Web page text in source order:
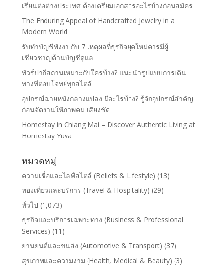
เรียนต่อต่างประเทศ ต้องเตรียมเอกสารอะไรบ้างก่อนสมัคร
The Enduring Appeal of Handcrafted Jewelry in a
Modern World
รับทำบัญชีพังงา กับ 7 เหตุผลที่ธุรกิจยุคใหม่ควรมีผู้
เชี่ยวชาญด้านบัญชีดูแล
ทัวร์ปากีสถานเหมาะกับใครบ้าง? แนะนำรูปแบบการเดิน
ทางที่ตอบโจทย์ทุกสไตล์
อุปกรณ์ฉายหนังกลางแปลง มีอะไรบ้าง? รู้จักอุปกรณ์สำคัญ
ก่อนจัดงานให้ภาพคม เสียงชัด
Homestay in Chiang Mai – Discover Authentic Living at
Homestay Yuva
หมวดหมู่
ความเชื่อและไลฟ์สไตล์ (Beliefs & Lifestyle) (13)
ท่องเที่ยวและบริการ (Travel & Hospitality) (29)
ทั่วไป (1,073)
ธุรกิจและบริการเฉพาะทาง (Business & Professional
Services) (11)
ยานยนต์และขนส่ง (Automotive & Transport) (37)
สุขภาพและความงาม (Health, Medical & Beauty) (3)